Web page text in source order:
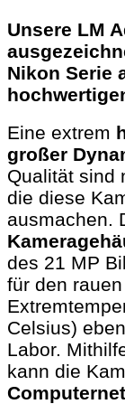
Unsere LM
Nikon Serie
Eine extrem
großer
Qualität sind
die diese
ausmachen.
des 21 MP
für den
Celsius)
Labor.
kann die